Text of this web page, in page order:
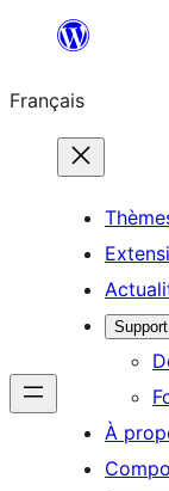
contenu
Français
Support
À